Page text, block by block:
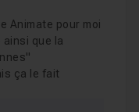
Animate pour moi
que la
ça le fait